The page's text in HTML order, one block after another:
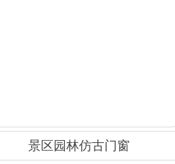
景区园林仿古门窗